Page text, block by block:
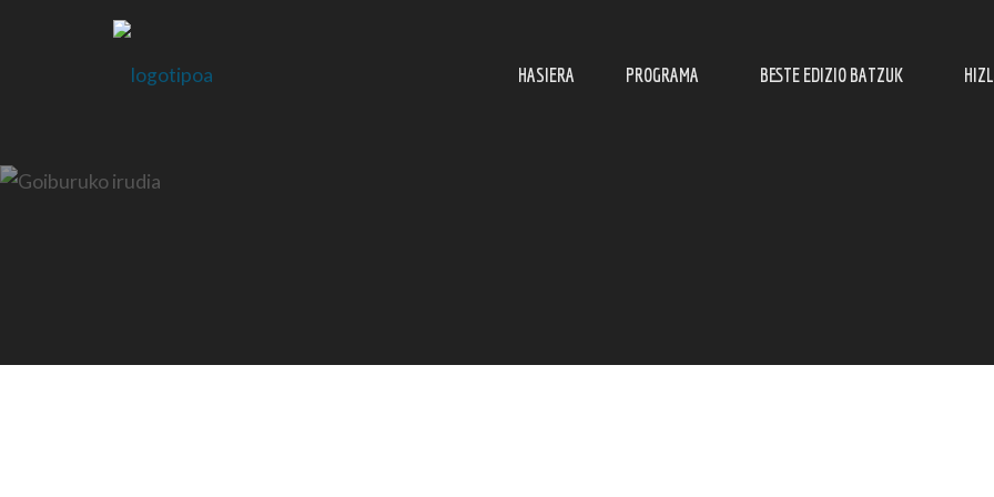
HASIERA PROGRAMA BESTE EDIZIO BATZUK